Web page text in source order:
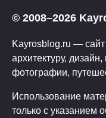
© 2008–2026
Kayrosblog.ru — сайт
архитектуру,
фотографии,
Использование
только с указанием